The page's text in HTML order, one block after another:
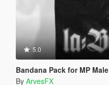
5.0
Bandana Pack for MP Male
By ArvesFX